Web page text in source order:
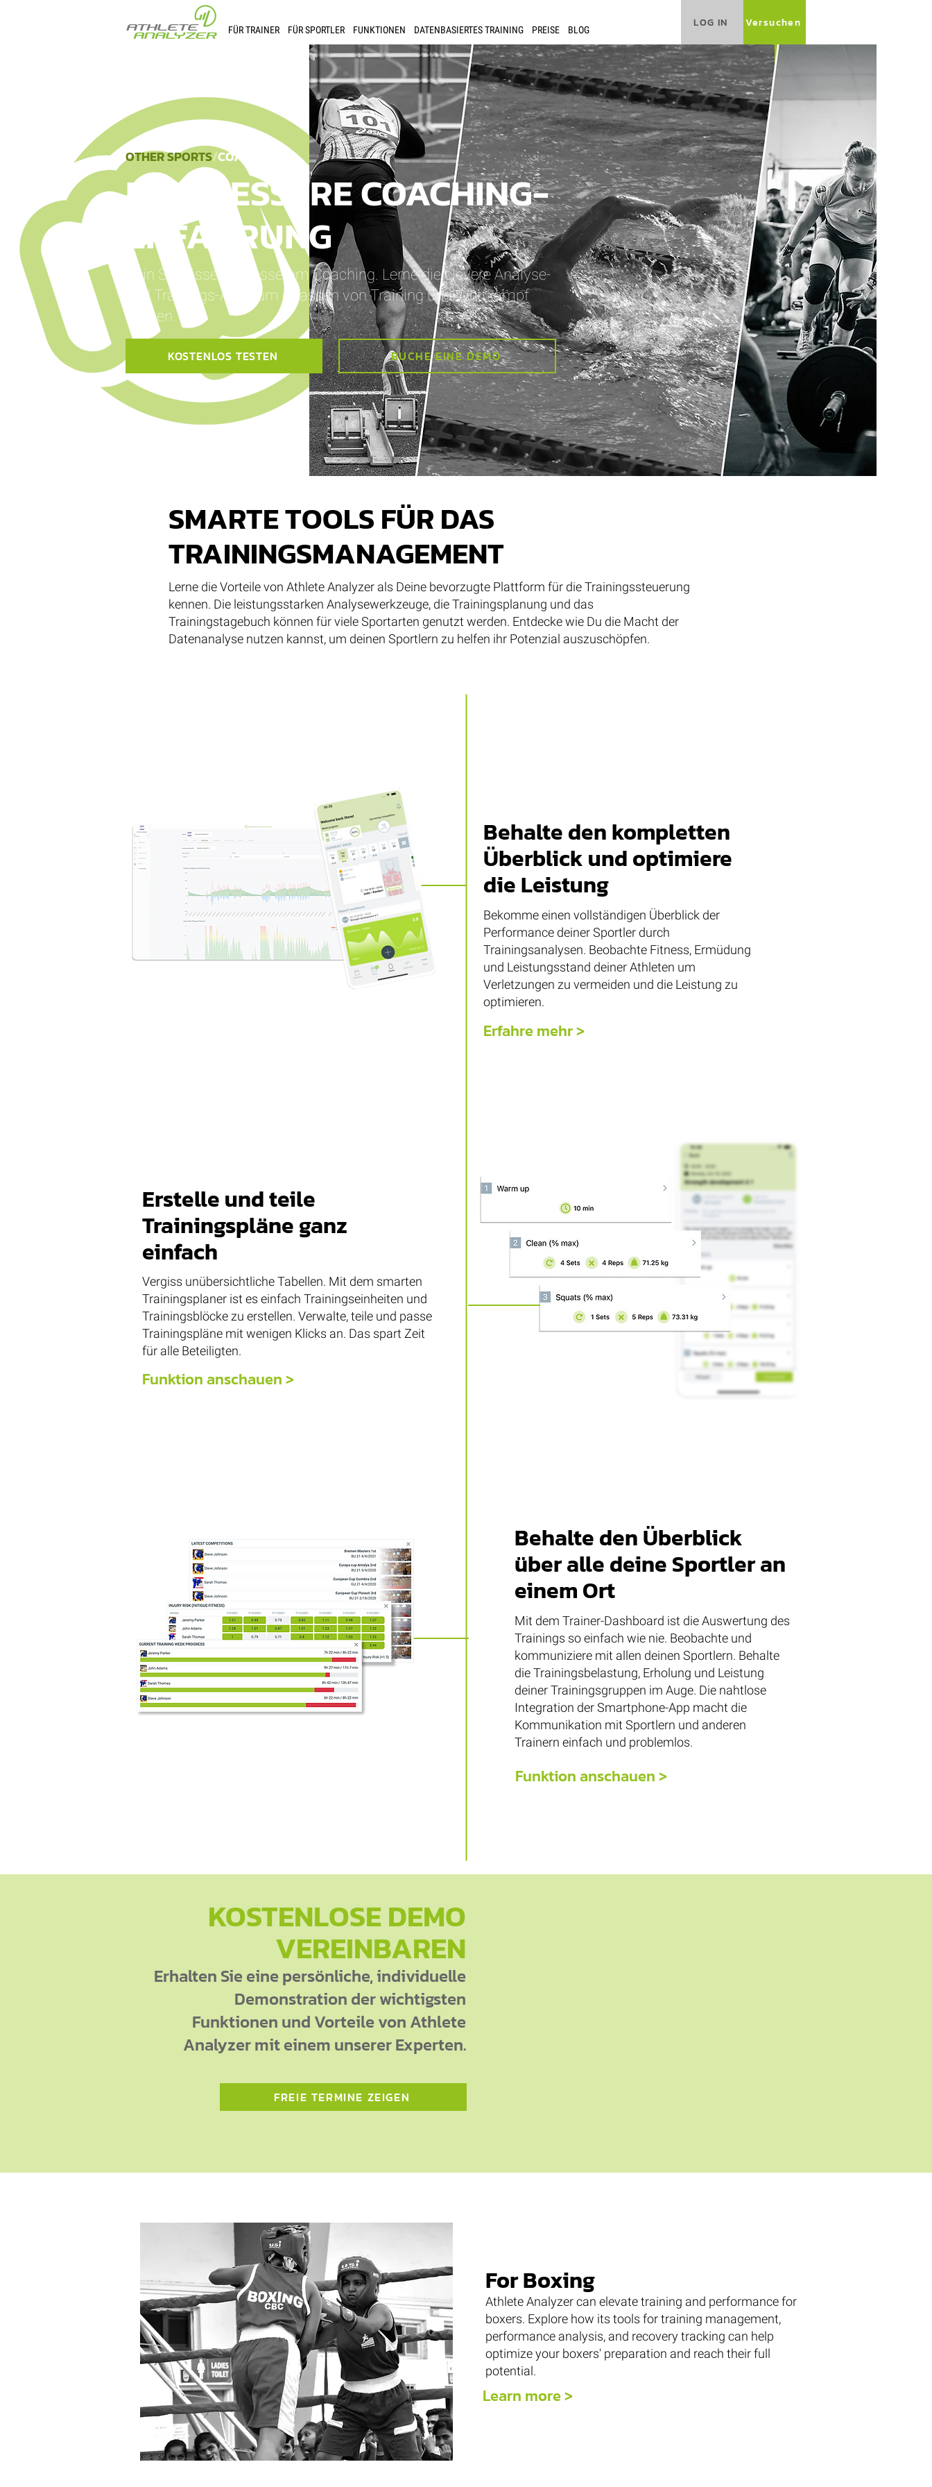
FÜR TRAINER FÜR SPORTLER FUNKTIONEN DATENBASIERTES TRAINING PREISE BLOG LOG IN Versuchen
OTHER SPORTS/COACH
EINE BESSERE COACHING-
ERFAHRUNG
Dein Schlüssel zu besserem Coaching. Lerne die clevere Analyse-
und Trainings-App zum erfassen von Training und Wettkampf
kennen.
KOSTENLOS TESTEN BUCHE EINE DEMO
SMARTE TOOLS FÜR DAS
TRAININGSMANAGEMENT
Lerne die Vorteile von Athlete Analyzer als Deine bevorzugte Plattform für die Trainingssteuerung
kennen. Die leistungsstarken Analysewerkzeuge, die Trainingsplanung und das
Trainingstagebuch können für viele Sportarten genutzt werden. Entdecke wie Du die Macht der
Datenanalyse nutzen kannst, um deinen Sportlern zu helfen ihr Potenzial auszuschöpfen.
Behalte den kompletten
Überblick und optimiere
die Leistung
Bekomme einen vollständigen Überblick der
Performance deiner Sportler durch
Trainingsanalysen. Beobachte Fitness, Ermüdung
und Leistungsstand deiner Athleten um
Verletzungen zu vermeiden und die Leistung zu
optimieren.
Erfahre mehr >
Erstelle und teile
Trainingspläne ganz
einfach
Vergiss unübersichtliche Tabellen. Mit dem smarten
Trainingsplaner ist es einfach Trainingseinheiten und
Trainingsblöcke zu erstellen. Verwalte, teile und passe
Trainingspläne mit wenigen Klicks an. Das spart Zeit
für alle Beteiligten.
Funktion anschauen >
Behalte den Überblick
über alle deine Sportler an
einem Ort
Mit dem Trainer-Dashboard ist die Auswertung des
Trainings so einfach wie nie. Beobachte und
kommuniziere mit allen deinen Sportlern. Behalte
die Trainingsbelastung, Erholung und Leistung
deiner Trainingsgruppen im Auge. Die nahtlose
Integration der Smartphone-App macht die
Kommunikation mit Sportlern und anderen
Trainern einfach und problemlos.
Funktion anschauen >
KOSTENLOSE DEMO
VEREINBAREN
Erhalten Sie eine persönliche, individuelle
Demonstration der wichtigsten
Funktionen und Vorteile von Athlete
Analyzer mit einem unserer Experten.
FREIE TERMINE ZEIGEN
For Boxing
Athlete Analyzer can elevate training and performance for
boxers. Explore how its tools for training management,
performance analysis, and recovery tracking can help
optimize your boxers' preparation and reach their full
potential.
Learn more >